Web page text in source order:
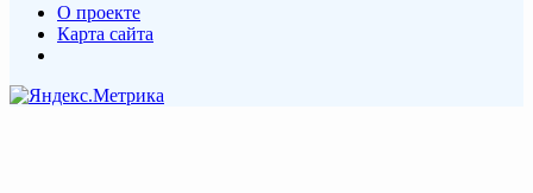
О проекте
Карта сайта